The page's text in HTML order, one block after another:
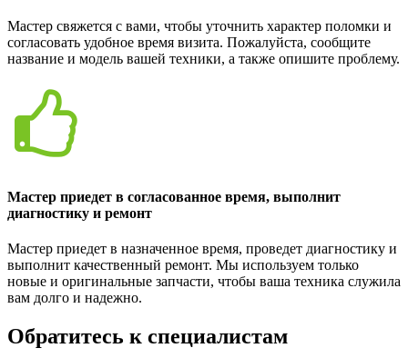
Мастер свяжется с вами, чтобы уточнить характер поломки и
согласовать удобное время визита. Пожалуйста, сообщите
название и модель вашей техники, а также опишите проблему.
Мастер приедет в согласованное время, выполнит
диагностику и ремонт
Мастер приедет в назначенное время, проведет диагностику и
выполнит качественный ремонт. Мы используем только
новые и оригинальные запчасти, чтобы ваша техника служила
вам долго и надежно.
Обратитесь к специалистам